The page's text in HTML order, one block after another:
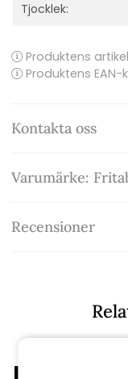
Tjocklek:
Produktens
Produktens EAN-
Kontakta oss
Varumärke:
Recensioner